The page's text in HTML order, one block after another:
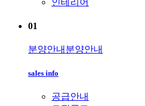
01
분양안내 분양안내
sales info
공급안내